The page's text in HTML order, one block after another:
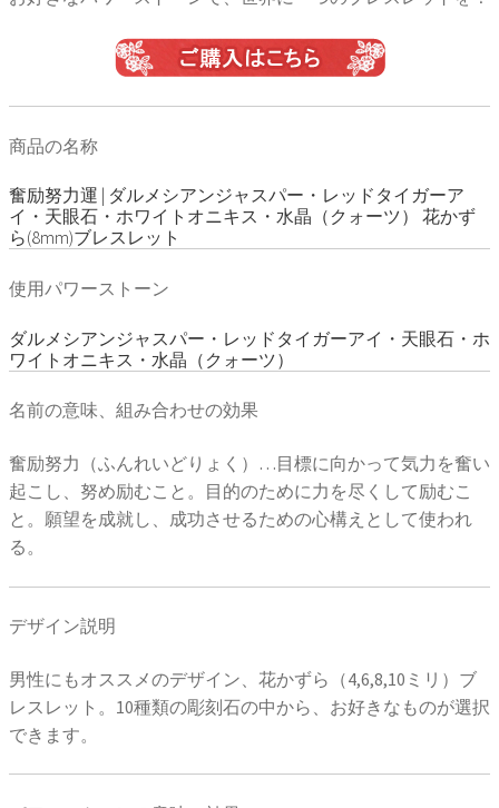
商品の名称
奮励努力運 | ダルメシアンジャスパー・レッドタイガーア
イ・天眼石・ホワイトオニキス・水晶（クォーツ） 花かず
ら(8mm)ブレスレット
使用パワーストーン
ダルメシアンジャスパー・レッドタイガーアイ・天眼石・ホ
ワイトオニキス・水晶（クォーツ）
名前の意味、組み合わせの効果
奮励努力（ふんれいどりょく）…目標に向かって気力を奮い
起こし、努め励むこと。目的のために力を尽くして励むこ
と。願望を成就し、成功させるための心構えとして使われ
る。
デザイン説明
男性にもオススメのデザイン、花かずら（4,6,8,10ミリ）ブ
レスレット。10種類の彫刻石の中から、お好きなものが選択
できます。